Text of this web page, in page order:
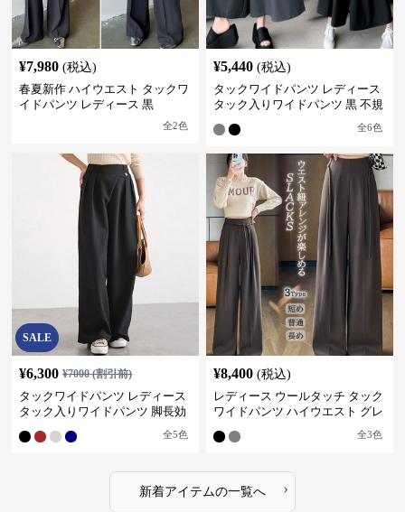
¥7,980 (税込)
春夏新作 ハイウエスト タックワ
イドパンツ レディース 黒
全2色
¥5,440 (税込)
タックワイドパンツ レディース
タック入りワイドパンツ 黒 不規
全6色
SALE
¥6,300 ¥7000(割引前)
タックワイドパンツ レディース
タック入りワイドパンツ 脚長効
全5色
¥8,400 (税込)
レディース ウールタッチ タック
ワイドパンツ ハイウエスト グレ
全3色
新着アイテムの一覧へ ›